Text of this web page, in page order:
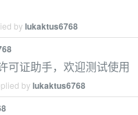
bylukaktus6768
可证助手，欢迎测试使用
bylukaktus6768